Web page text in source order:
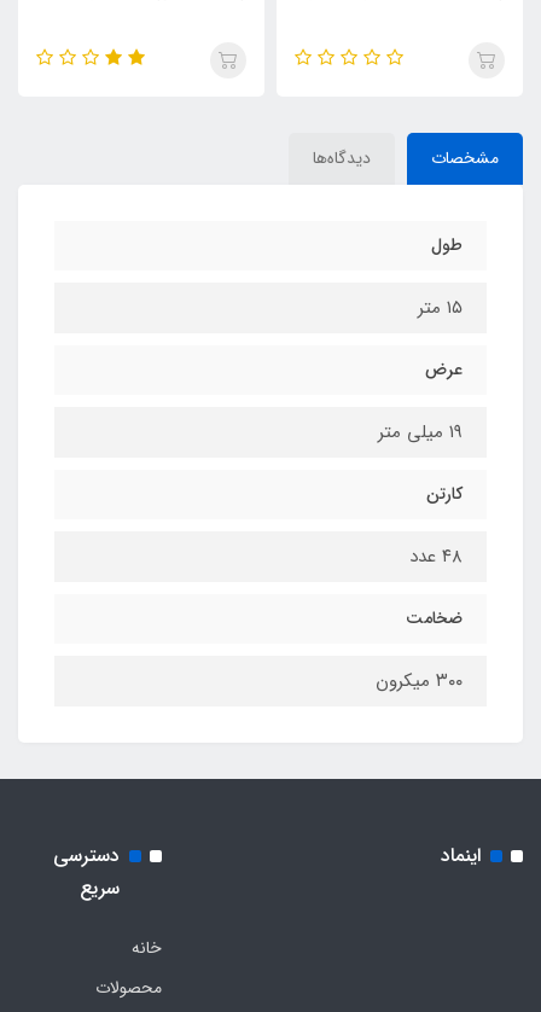
مشخصات دیدگاه‌ها
طول
۱۵ متر
عرض
۱۹ میلی متر
کارتن
۴۸ عدد
ضخامت
۳۰۰ میکرون
اینماد
دسترسی
سریع
خانه
محصولات